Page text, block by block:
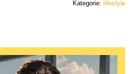
Kategorie: lifestyle